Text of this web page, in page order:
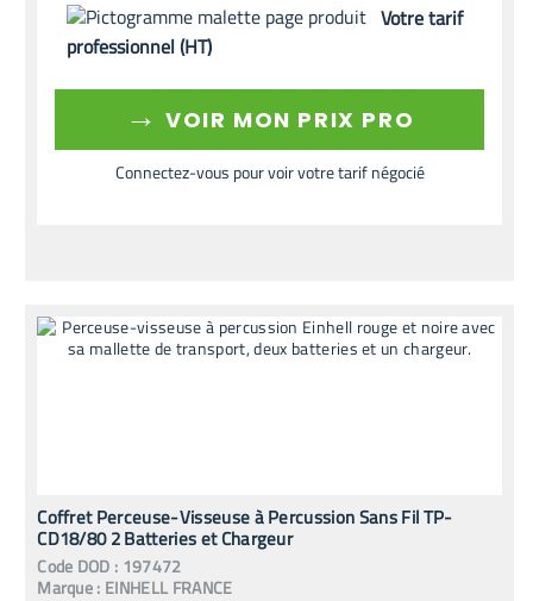
Votre tarif
professionnel (HT)
→ VOIR MON PRIX PRO
Connectez-vous pour voir votre tarif négocié
Coffret Perceuse-Visseuse à Percussion Sans Fil TP-
CD18/80 2 Batteries et Chargeur
Code DOD : 197472
Marque : EINHELL FRANCE